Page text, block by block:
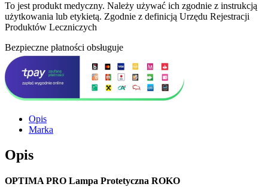
To jest produkt medyczny. Należy używać ich zgodnie z instrukcją
użytkowania lub etykietą. Zgodnie z definicją Urzędu Rejestracji
Produktów Leczniczych
Bezpieczne płatności obsługuje
Opis
Marka
Opis
OPTIMA PRO Lampa Protetyczna ROKO